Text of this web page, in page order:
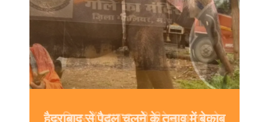
ग्वालियर में MITS की बीटेक छात्रा ने